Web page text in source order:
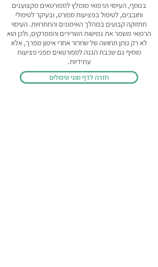
בנוסף, העיסוי הרפואי מומלץ לספורטאים מקצוענים
וחובבים, לטיפול בפציעות ספורט, ובעיקר לטיפולי
תחזוקה קבועים במהלך האימונים והתחרויות. העיסוי
הרפואי משמר את גמישות השרירים והמפרקים, ולכן הוא
לא רק נותן תחושה של שחרור אחרי אימון מפרך, אלא
מוסיף גם שכבת הגנה לספורטאים מפני פציעות
עתידיות.
חזרה לדף סוגי טיפולים